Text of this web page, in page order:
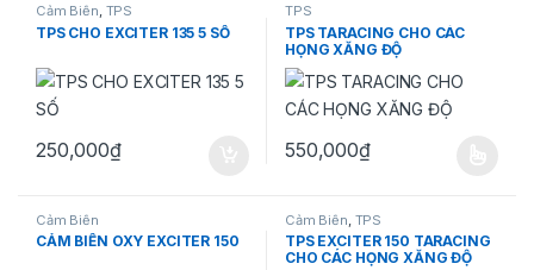
Cảm Biến, TPS
TPS CHO EXCITER 135 5 SỐ
250,000₫
TPS
TPS TARACING CHO CÁC
HỌNG XĂNG ĐỘ
550,000₫
Sản phẩm này có nhiều biến
Cảm Biến
CẢM BIẾN OXY EXCITER 150
Cảm Biến TPS
TPS EXCITER 150 TARACING
CHO CÁC HỌNG XĂNG ĐỘ